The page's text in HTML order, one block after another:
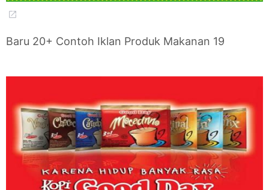
Baru 20+ Contoh Iklan Produk Makanan 19